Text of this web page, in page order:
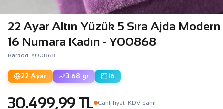
22 Ayar Altın Yüzük 5 Sıra Ajda Modern
16 Numara Kadın - Y00868
Barkod: Y00868
22 Ayar 3.68 gr 16
30.499,99 TL Canli fiyat· KDV dahil